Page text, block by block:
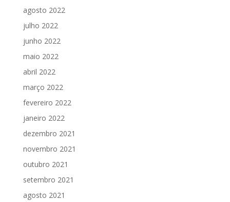
agosto 2022
julho 2022
junho 2022
maio 2022
abril 2022
março 2022
fevereiro 2022
janeiro 2022
dezembro 2021
novembro 2021
outubro 2021
setembro 2021
agosto 2021